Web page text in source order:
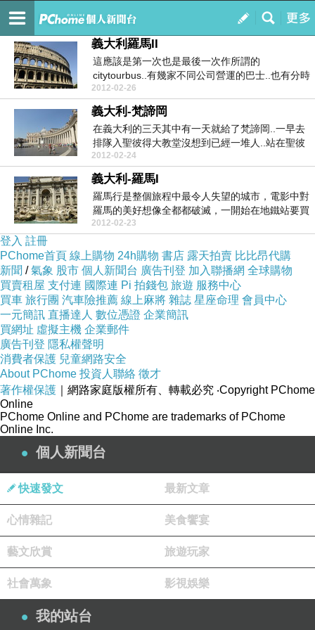
我的
訂閱
my life
義大利羅馬II
這應該是第一次也是最後一次作所謂的
citytourbus..有幾家不同公司營運的巴士..也有分時
段....
2012-02-26
義大利-梵諦岡
在義大利的三天其中有一天就給了梵諦岡..一早去
排隊入聖彼得大教堂沒想到已經一堆人..站在聖彼
得廣場上...
2012-02-24
義大利-羅馬I
羅馬行是整個旅程中最令人失望的城市，電影中對
羅馬的美好想像全都都破滅，一開始在地鐵站要買
票，售票機旁...
2012-02-23
登入 註冊
PChome首頁 線上購物 24h購物 書店 露天拍賣 比比昂代購
新聞 /氣象 股市 個人新聞台 廣告刊登 加入聯播網 全球購物
買賣租屋 支付連 國際連 Pi 拍錢包 旅遊 服務中心
買車 旅行團 汽車險推薦 線上麻將 雜誌 星座命理 會員中心
一元簡訊 直播達人 數位憑證 企業簡訊
買網址 虛擬主機 企業郵件
廣告刊登 隱私權聲明
消費者保護 兒童網路安全
About PChome 投資人聯絡 徵才
著作權保護 ｜網路家庭版權所有、轉載必究 ‧Copyright PChome
Online
PChome Online and PChome are trademarks of PChome
Online Inc.
個人新聞台
快速發文 最新文章
心情雜記 美食饗宴
藝文欣賞 旅遊玩家
社會萬象 影視娛樂
我的站台